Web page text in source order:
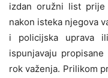
izdan oružni list prije
nakon isteka njegova
i policijska uprava
ispunjavaju
rok važenja. Prilikom